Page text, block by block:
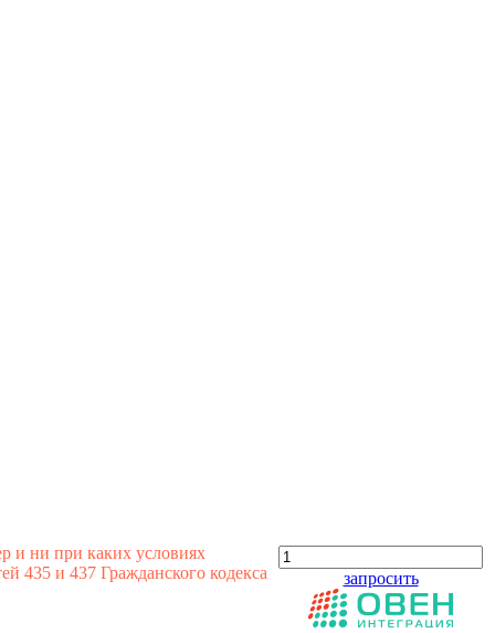
и ни при каких условиях
435 и 437 Гражданского кодекса
запросить